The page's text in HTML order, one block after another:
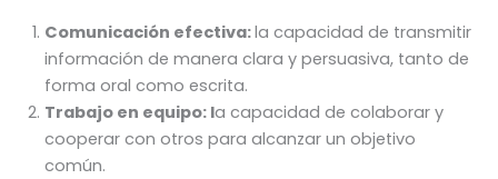
Comunicación efectiva:la capacidad de transmitir
información de manera clara y persuasiva, tanto de
forma oral como escrita.
Trabajo en equipo: la capacidad de colaborar y
cooperar con otros para alcanzar un objetivo
común.